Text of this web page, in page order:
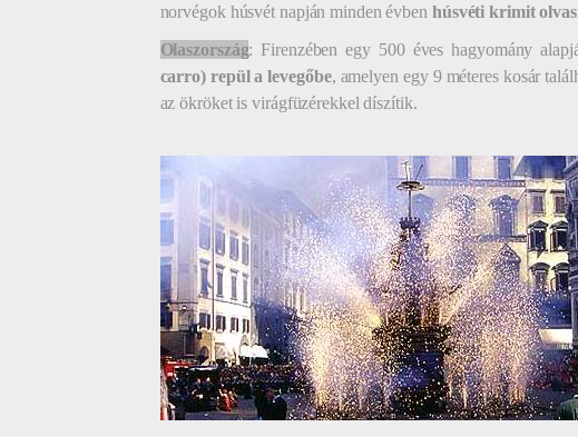
norvégok húsvét napján minden évben húsvéti krimit
Olaszország: Firenzében egy 500 éves hagyomány
carro) repül a levegőbe, amelyen egy 9 méteres kosár
az ökröket is virágfüzérekkel díszítik.